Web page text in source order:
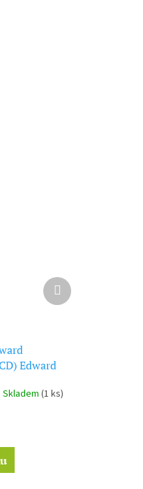
Edward
Skladem (1 ks)
Další
produkt